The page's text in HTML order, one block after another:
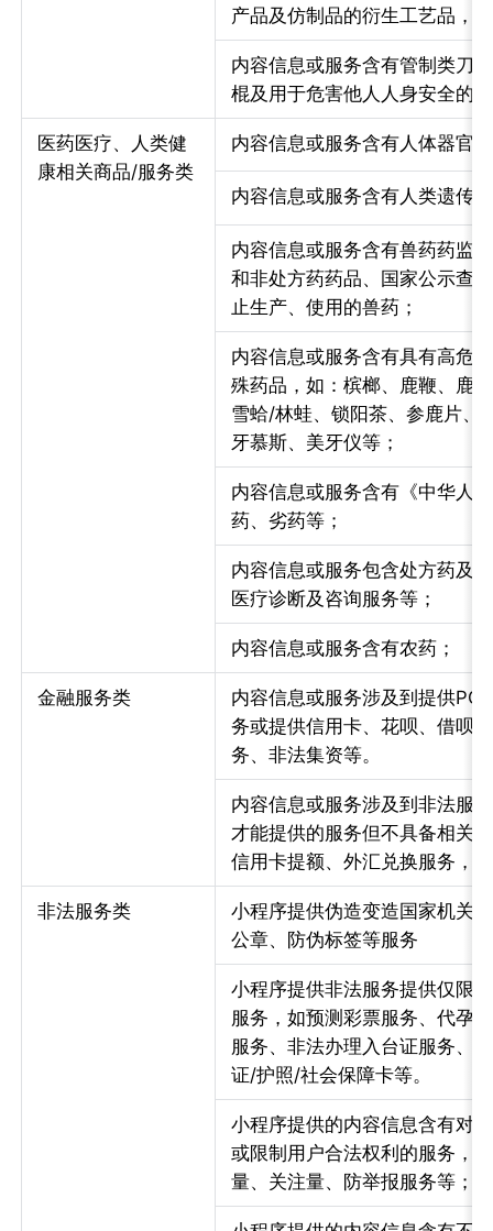
产品及仿制品的衍生工艺品，
内容信息或服务含有管制类刀
棍及用于危害他人人身安全的
医药医疗、人类健
康相关商品/服务类
内容信息或服务含有人体器官
内容信息或服务含有人类遗传
内容信息或服务含有兽药药监
和非处方药药品、国家公示查
止生产、使用的兽药；
内容信息或服务含有具有高危
殊药品，如：槟榔、鹿鞭、鹿
雪蛤/林蛙、锁阳茶、参鹿片、
牙慕斯、美牙仪等；
内容信息或服务含有《中华人
药、劣药等；
内容信息或服务包含处方药及
医疗诊断及咨询服务等；
内容信息或服务含有农药；
金融服务类
内容信息或服务涉及到提供
务或提供信用卡、花呗、借呗
务、非法集资等。
内容信息或服务涉及到非法服
才能提供的服务但不具备相关
信用卡提额、外汇兑换服务，
非法服务类
小程序提供伪造变造国家机关
公章、防伪标签等服务
小程序提供非法服务提供仅限
服务，如预测彩票服务、代孕
服务、非法办理入台证服务、
证/护照/社会保障卡等。
小程序提供的内容信息含有对
或限制用户合法权利的服务，
量、关注量、防举报服务等；